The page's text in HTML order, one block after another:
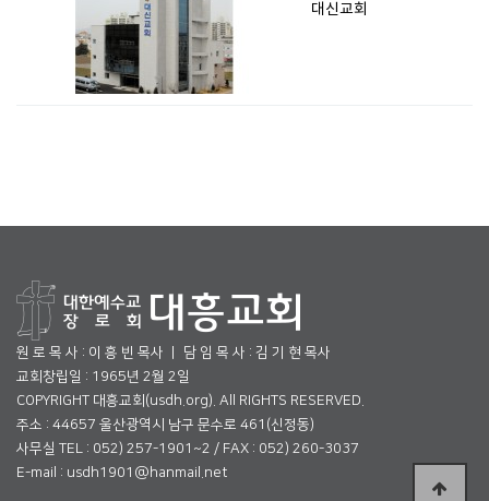
대신교회
원 로 목 사 : 이 흥 빈 목사 ㅣ 담 임 목 사 : 김 기 현 목사
교회창립일 : 1965년 2월 2일
COPYRIGHT 대흥교회(usdh.org). All RIGHTS RESERVED.
주소 : 44657 울산광역시 남구 문수로 461(신정동)
사무실 TEL : 052) 257-1901~2 / FAX : 052) 260-3037
E-mail : usdh1901@hanmail.net